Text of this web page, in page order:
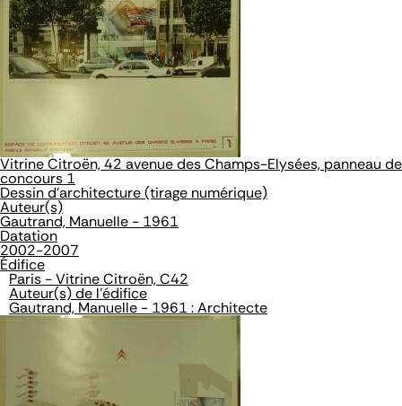
Vitrine Citroën, 42 avenue des Champs-Elysées, panneau de
concours 1
Dessin d'architecture (tirage numérique)
Auteur(s)
Gautrand, Manuelle - 1961
Datation
2002-2007
Édifice
Paris - Vitrine Citroën, C42
Auteur(s) de l'édifice
Gautrand, Manuelle - 1961 : Architecte